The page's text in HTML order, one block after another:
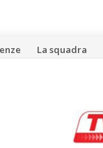
La squadra